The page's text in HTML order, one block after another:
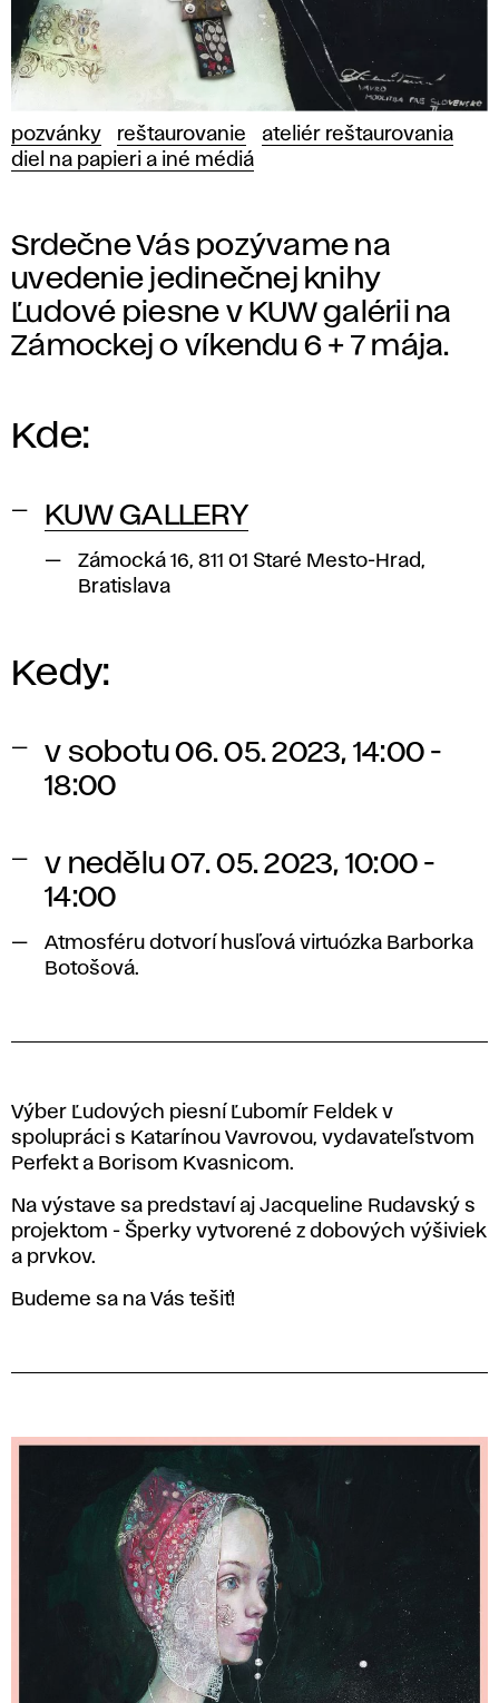
pozvánky reštaurovanie
ateliér reštaurovania
diel na papieri a iné médiá
Srdečne Vás pozývame na
uvedenie jedinečnej knihy
Ľudové piesne v KUW galérii na
Zámockej o víkendu 6 + 7 mája.
Kde:
KUW GALLERY
Zámocká 16, 811 01 Staré Mesto-Hrad,
Bratislava
Kedy:
v sobotu 06. 05. 2023, 14:00 -
18:00
v nedělu 07. 05. 2023, 10:00 -
14:00
Atmosféru dotvorí husľová virtuózka Barborka
Botošová.
Výber Ľudových piesní Ľubomír Feldek v
spolupráci s Katarínou Vavrovou, vydavateľstvom
Perfekt a Borisom Kvasnicom.
Na výstave sa predstaví aj Jacqueline Rudavský s
projektom - Šperky vytvorené z dobových výšiviek
a prvkov.
Budeme sa na Vás tešiť!